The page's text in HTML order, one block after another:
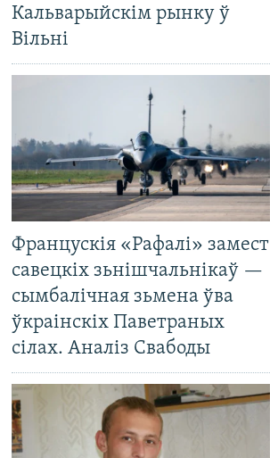
Кальварыйскім рынку ў
Вільні
Францускія «Рафалі» замест
савецкіх зьнішчальнікаў —
сымбалічная зьмена ўва
ўкраінскіх Паветраных
сілах. Аналіз Свабоды